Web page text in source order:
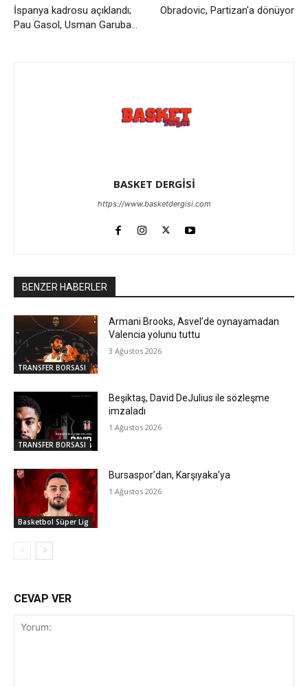
İspanya kadrosu açıklandı;
Pau Gasol, Usman Garuba…
Obradovic, Partizan'a dönüyor
BASKET DERGİSİ
https://www.basketdergisi.com
BENZER HABERLER
TRANSFER BORSASI
Armani Brooks, Asvel’de oynayamadan
Valencia yolunu tuttu
3 Ağustos 2026
TRANSFER BORSASI
Beşiktaş, David DeJulius ile sözleşme
imzaladı
1 Ağustos 2026
Basketbol Süper Lig
Bursaspor’dan, Karşıyaka’ya
1 Ağustos 2026
CEVAP VER